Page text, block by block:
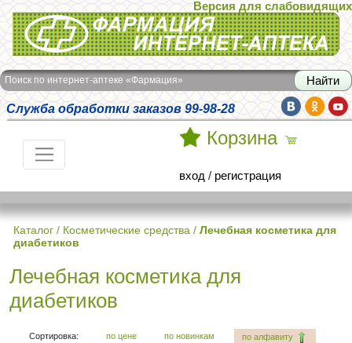
Интернет-аптека Фармация
Версия для слабовидящих
Поиск по интернет-аптеке «Фармация»
Служба обработки заказов 99-98-28
Корзина
вход / регистрация
Каталог / Косметические средства / Лечебная косметика для
диабетиков
Лечебная косметика для
диабетиков
Сортировка: по цене по новинкам
по алфавиту